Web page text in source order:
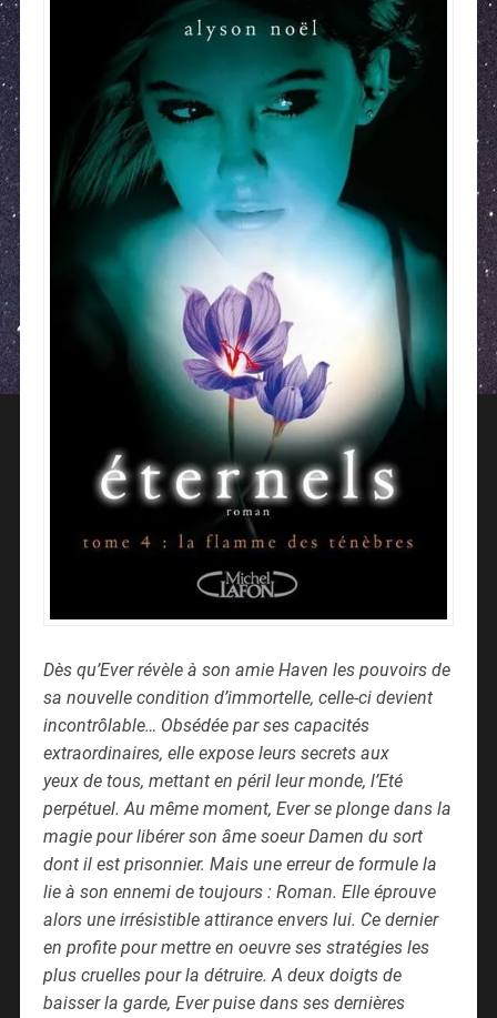
Dès qu’Ever révèle à son amie Haven les pouvoirs de
sa nouvelle condition d’immortelle, celle-ci devient
incontrôlable… Obsédée par ses capacités
extraordinaires, elle expose leurs secrets aux
yeux de tous, mettant en péril leur monde, l’Eté
perpétuel. Au même moment, Ever se plonge dans la
magie pour libérer son âme soeur Damen du sort
dont il est prisonnier. Mais une erreur de formule la
lie à son ennemi de toujours : Roman. Elle éprouve
alors une irrésistible attirance envers lui. Ce dernier
en profite pour mettre en oeuvre ses stratégies les
plus cruelles pour la détruire. A deux doigts de
baisser la garde, Ever puise dans ses dernières